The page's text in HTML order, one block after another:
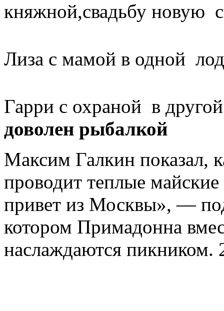
княжной,свадьбу новую
Лиза с мамой в одной
Гарри с охраной в
доволен рыбалкой
Максим Галкин показал,
проводит теплые
привет из Москвы», —
котором Примадонна
наслаждаются пикником.